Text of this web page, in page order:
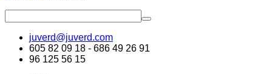
juverd@juverd.com
605 82 09 18 - 686 49 26 91
96 125 56 15